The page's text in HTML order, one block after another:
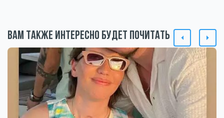
Вам также интересно будет почитать